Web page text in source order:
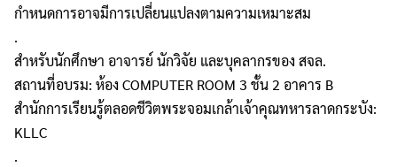
กำหนดการอาจมีการเปลี่ยนแปลงตามความเหมาะสม
.
สำหรับนักศึกษา อาจารย์ นักวิจัย และบุคลากรของ สจล.
สถานที่อบรม: ห้อง COMPUTER ROOM 3 ชั้น 2 อาคาร B
สำนักการเรียนรู้ตลอดชีวิตพระจอมเกล้าเจ้าคุณทหารลาดกระบัง:
KLLC
.